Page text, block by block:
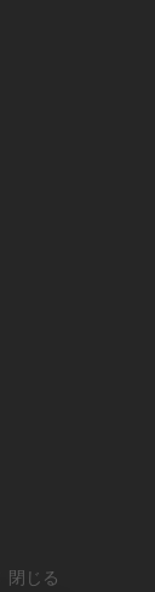
閉じる